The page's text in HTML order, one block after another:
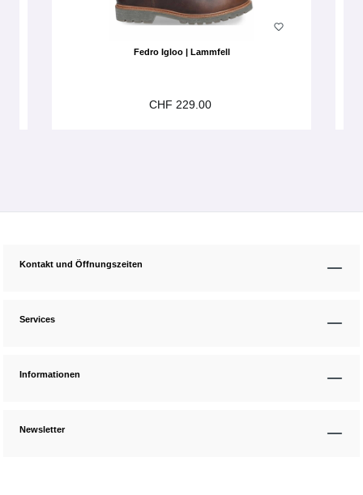
Fedro Igloo | Lammfell
CHF 229.00
Kontakt und Öffnungszeiten
Services
Informationen
Newsletter